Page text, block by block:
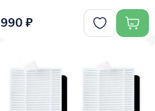
990 ₽